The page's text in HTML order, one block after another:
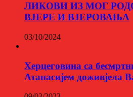
ЛИКОВИ ИЗ МОГ
ВЈЕРЕ И ВЈЕРОВАЊА
03/10/2024
Херцеговина са
Атанасијем доживјела